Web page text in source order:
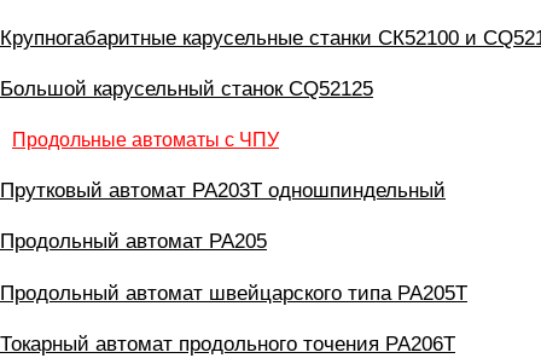
Крупногабаритные карусельные станки СК52100 и
Большой карусельный станок CQ52125
Продольные автоматы с ЧПУ
Прутковый автомат PA203T одношпиндельный
Продольный автомат PA205
Продольный автомат швейцарского типа PA205T
Токарный автомат продольного точения PA206T